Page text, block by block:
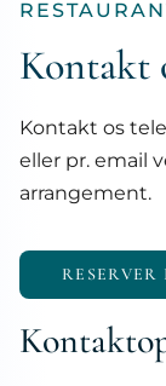
Kontakt
Kontakt os
eller pr. email
arrangement.
RESERVER